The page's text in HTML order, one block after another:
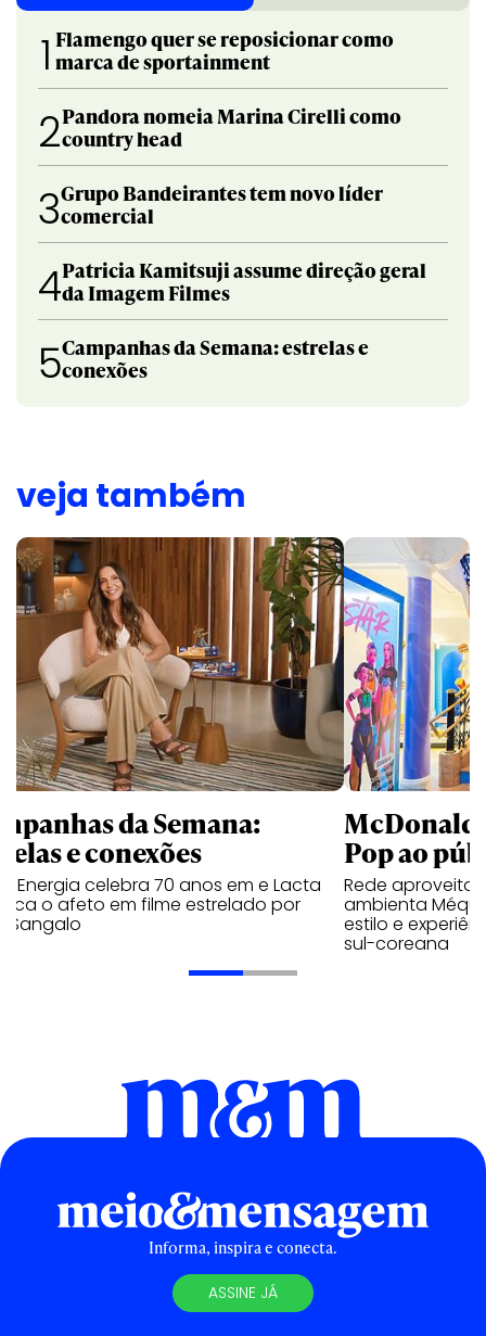
1 Flamengo quer se reposicionar como
marca de sportainment
2Pandora nomeia Marina Cirelli como
country head
3Grupo Bandeirantes tem novo líder
comercial
4Patricia Kamitsuji assume direção geral
da Imagem Filmes
5Campanhas da Semana: estrelas e
conexões
veja também
da Semana:
e conexões
Energia celebra 70 anos em e Lacta
o afeto em filme estrelado por
Sangalo
Pop ao
Rede aproveita
ambienta Méqui
estilo e
sul-coreana
Informa, inspira e conecta.
ASSINE JÁ